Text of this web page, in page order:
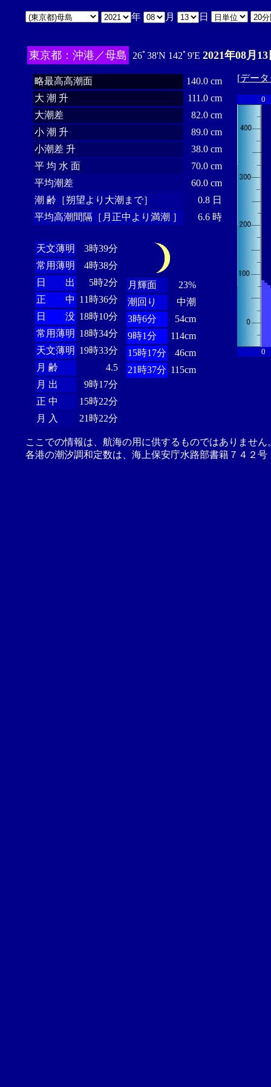
年 月 日
東京都：沖港／母島 26ﾟ38'N 142ﾟ9'E 2021年08月
略最高高潮面
140.0 cm
大 潮 升
111.0 cm
大潮差
82.0 cm
小 潮 升
89.0 cm
小潮差 升
38.0 cm
平 均 水 面
70.0 cm
平均潮差
60.0 cm
潮 齢［朔望より大潮まで］
0.8 日
平均高潮間隔［月正中より満潮 ］
6.6 時
天文薄明
3時39分
常用薄明
4時38分
日 出
5時2分
正 中 11時36分
日 没 18時10分
常用薄明 18時34分
天文薄明 19時33分
月 齢
4.5
月 出
9時17分
正 中
15時22分
月 入
21時22分
月輝面
23%
潮回り
中潮
3時6分
54cm
9時1分
114cm
15時17分
46cm
21時37分 115cm
[デー
0
0
ここでの情報は、航海の用に供するものではありませ
各港の潮汐調和定数は、海上保安庁水路部書籍７４２